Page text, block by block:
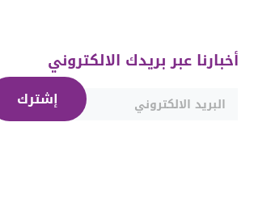
أخبارنا عبر بريدك الالكتروني
إشترك